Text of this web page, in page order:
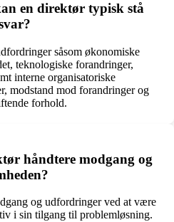
en direktør typisk stå
såsom økonomiske
teknologiske forandringer,
interne organisatoriske
modstand mod forandringer og
forhold.
håndtere modgang og
og udfordringer ved at være
i sin tilgang til problemløsning.